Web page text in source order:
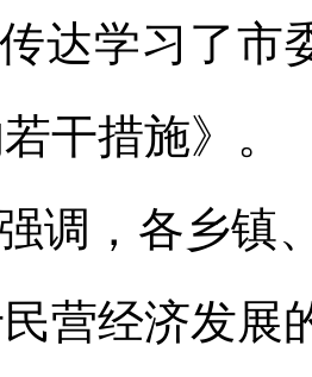
达学习了市
干措施》。
调，各乡镇
营经济发展